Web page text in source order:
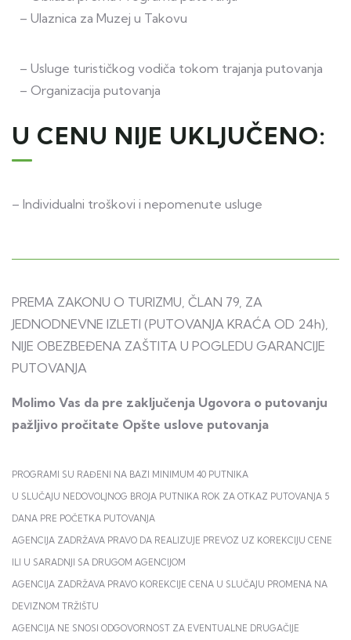
– Ulaznica za Muzej u Takovu
– Usluge turističkog vodiča tokom trajanja putovanja
– Organizacija putovanja
U CENU NIJE UKLJUČENO:
– Individualni troškovi i nepomenute usluge
PREMA ZAKONU O TURIZMU, ČLAN 79, ZA
JEDNODNEVNE IZLETI (PUTOVANJA KRAĆA OD 24h),
NIJE OBEZBEĐENA ZAŠTITA U POGLEDU GARANCIJE
PUTOVANJA
Molimo Vas da pre zaključenja Ugovora o putovanju
pažljivo pročitate Opšte uslove putovanja
PROGRAMI SU RAĐENI NA BAZI MINIMUM 40 PUTNIKA
U SLUČAJU NEDOVOLJNOG BROJA PUTNIKA ROK ZA OTKAZ PUTOVANJA 5
DANA PRE POČETKA PUTOVANJA
AGENCIJA ZADRŽAVA PRAVO DA REALIZUJE PREVOZ UZ KOREKCIJU CENE
ILI U SARADNJI SA DRUGOM AGENCIJOM
AGENCIJA ZADRŽAVA PRAVO KOREKCIJE CENA U SLUČAJU PROMENA NA
DEVIZNOM TRŽIŠTU
AGENCIJA NE SNOSI ODGOVORNOST ZA EVENTUALNE DRUGAČIJE